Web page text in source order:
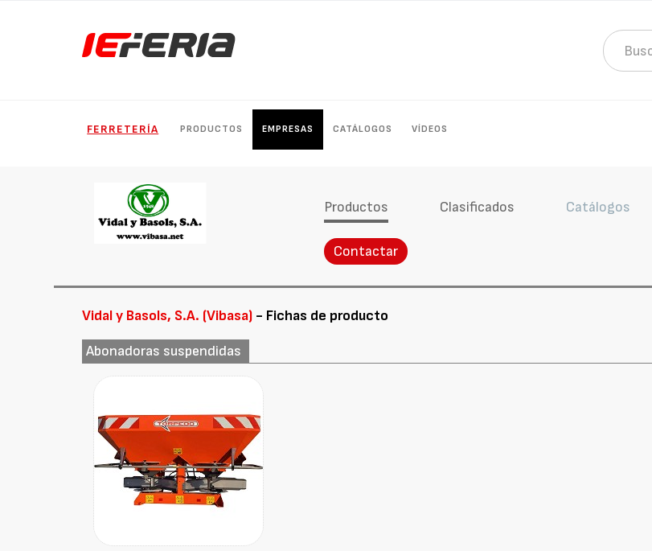
FERRETERÍA PRODUCTOS EMPRESAS CATÁLOGOS VÍDEOS
Productos Clasificados Catálogos
Contactar
Vidal y Basols, S.A. (Vibasa) - Fichas de producto
Abonadoras suspendidas